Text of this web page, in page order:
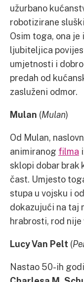
užurbano
robotizirane
Osim toga, ona
ljubiteljica
umjetnosti i
predah od
zasluženi odmor.
Mulan (Mulan)
Od Mulan,
animiranog filma
sklopi dobar brak
čast. Umjesto
stupa u vojsku i
dokazujući na taj
hrabrosti, rod nije
Lucy Van Pelt (
Nastao 50-ih